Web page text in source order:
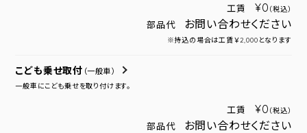
工賃 ¥0 （税込）
部品代 お問い合わせください
※持込の場合は工賃￥2,000となります
こども乗せ取付 （一般車）
一般車にこども乗せを取り付けます。
工賃 ¥0 （税込）
部品代 お問い合わせください